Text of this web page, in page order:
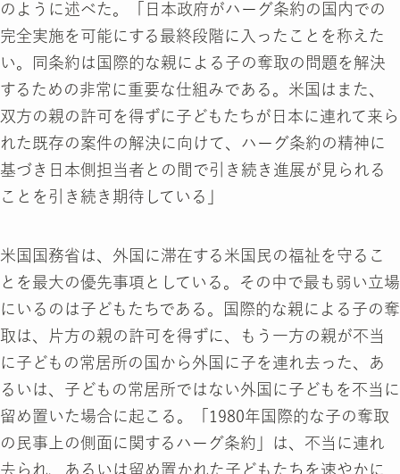
のように述べた。「日本政府がハーグ条約の国内での
完全実施を可能にする最終段階に入ったことを称えた
い。同条約は国際的な親による子の奪取の問題を解決
するための非常に重要な仕組みである。米国はまた、
双方の親の許可を得ずに子どもたちが日本に連れて来ら
れた既存の案件の解決に向けて、ハーグ条約の精神に
基づき日本側担当者との間で引き続き進展が見られる
ことを引き続き期待している」
米国国務省は、外国に滞在する米国民の福祉を守るこ
とを最大の優先事項としている。その中で最も弱い立場
にいるのは子どもたちである。国際的な親による子の奪
取は、片方の親の許可を得ずに、もう一方の親が不当
に子どもの常居所の国から外国に子を連れ去った、あ
るいは、子どもの常居所ではない外国に子どもを不当に
留め置いた場合に起こる。「1980年国際的な子の奪取
の民事上の側面に関するハーグ条約」は、不当に連れ
去られ、あるいは留め置かれた子どもたちを速やかに